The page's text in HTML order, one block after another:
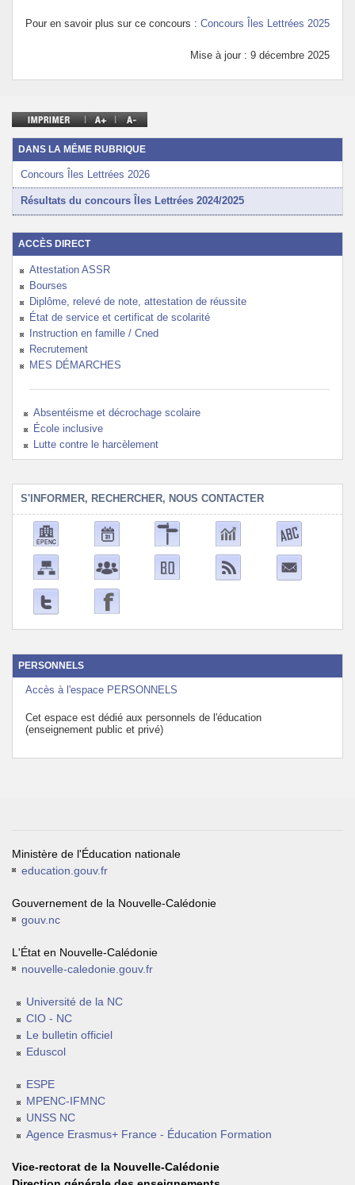
Pour en savoir plus sur ce concours : Concours Îles Lettrées 2025
Mise à jour : 9 décembre 2025
DANS LA MÊME RUBRIQUE
Concours Îles Lettrées 2026
Résultats du concours Îles Lettrées 2024/2025
ACCÈS DIRECT
Attestation ASSR
Bourses
Diplôme, relevé de note, attestation de réussite
État de service et certificat de scolarité
Instruction en famille / Cned
Recrutement
MES DÉMARCHES
Absentéisme et décrochage scolaire
École inclusive
Lutte contre le harcèlement
S'INFORMER, RECHERCHER, NOUS CONTACTER
PERSONNELS
Accès à l'espace PERSONNELS
Cet espace est dédié aux personnels de l'éducation
(enseignement public et privé)
Ministère de l'Éducation nationale
education.gouv.fr
Gouvernement de la Nouvelle-Calédonie
gouv.nc
L'État en Nouvelle-Calédonie
nouvelle-caledonie.gouv.fr
Université de la NC
CIO - NC
Le bulletin officiel
Eduscol
ESPE
MPENC-IFMNC
UNSS NC
Agence Erasmus+ France - Éducation Formation
Vice-rectorat de la Nouvelle-Calédonie